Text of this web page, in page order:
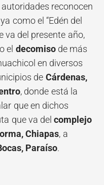
reconocen
como el “Edén del
va del presente año,
el decomisode más
en diversos
de Cárdenas,
, donde está la
que en dichos
que va delcomplejo
Chiapas, a
Paraíso.